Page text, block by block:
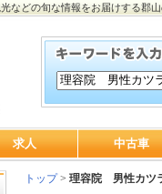
などの旬な情報をお届けする郡
求人 中古車
トップ> 理容院 男性カツ